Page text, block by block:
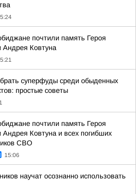
почтили память Героя
Андрея Ковтуна
суперфуды среди обыденных
простые советы
почтили память Героя
Андрея Ковтуна и всех погибших
СВО
15:06
научат осознанно использовать